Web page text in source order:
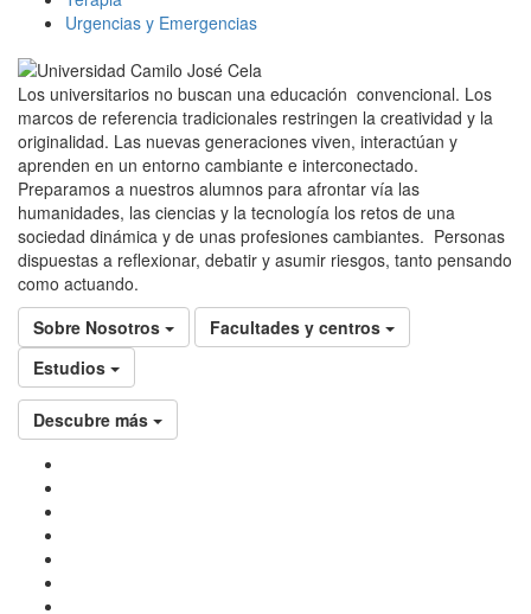
Urgencias y Emergencias
Los universitarios no buscan una educación convencional. Los
marcos de referencia tradicionales restringen la creatividad y la
originalidad. Las nuevas generaciones viven, interactúan y
aprenden en un entorno cambiante e interconectado.
Preparamos a nuestros alumnos para afrontar vía las
humanidades, las ciencias y la tecnología los retos de una
sociedad dinámica y de unas profesiones cambiantes. Personas
dispuestas a reflexionar, debatir y asumir riesgos, tanto pensando
como actuando.
Sobre Nosotros
Facultades y centros
Estudios
Descubre más